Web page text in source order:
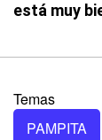
está muy
Temas
PAMPITA